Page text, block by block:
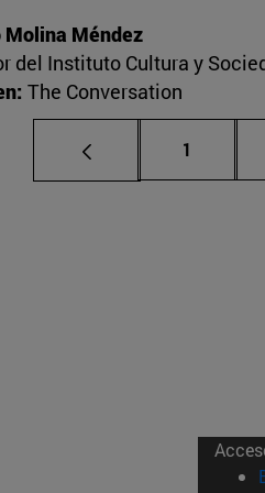
Molina Méndez
del Instituto Cultura y
The Conversation
Página
1